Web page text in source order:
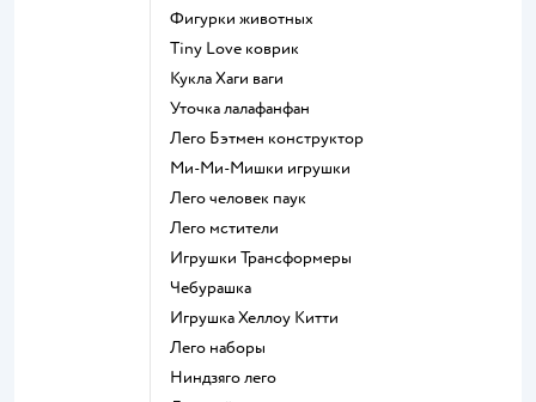
Фигурки животных
Tiny Love коврик
Кукла Хаги ваги
Уточка лалафанфан
Лего Бэтмен конструктор
Ми-Ми-Мишки игрушки
Лего человек паук
Лего мстители
Игрушки Трансформеры
Чебурашка
Игрушка Хеллоу Китти
Лего наборы
Ниндзяго лего